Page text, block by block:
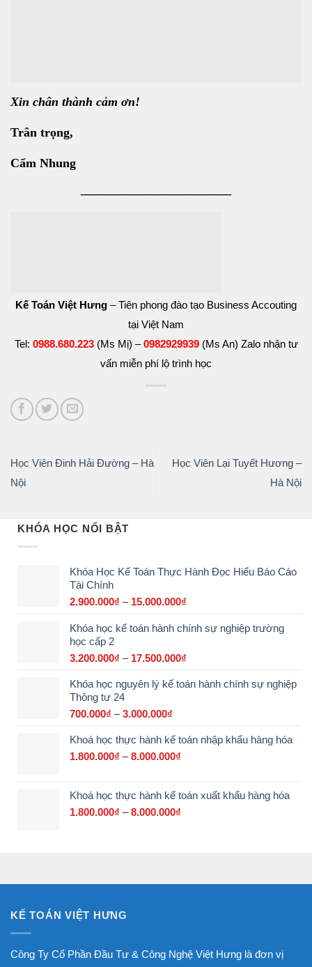
Xin chân thành cảm ơn!
Trân trọng,
Cẩm Nhung
————————————
Kế Toán Việt Hưng – Tiên phong đào tạo Business Accouting
tại Việt Nam
Tel: 0988.680.223 (Ms Mị) –0982929939(Ms An) Zalo nhận tư
vấn miễn phí lộ trình học
Học Viên Đinh Hải Đường – Hà
Nội
Học Viên Lại Tuyết Hương –
Hà Nội
KHÓA HỌC NỔI BẬT
Khóa Học Kế Toán Thực Hành Đọc Hiểu Báo Cáo
Tài Chính
2.900.000₫ – 15.000.000₫
từ
Khóa học kế toán hành chính sự nghiệp trường
học cấp 2
3.200.000₫ – 17.500.000₫
từ
Khóa học nguyên lý kế toán hành chính sự nghiệp
Thông tư 24
700.000₫ – 3.000.000₫
từ
700.000₫
Khoá học thực hành kế toán nhập khẩu hàng hóa
1.800.000₫ – 8.000.000₫
1.800.000₫
Khoá học thực hành kế toán xuất khẩu hàng hóa
1.800.000₫ – 8.000.000₫
KẾ TOÁN VIỆT HƯNG
Công Ty Cổ Phần Đầu Tư & Công Nghệ Việt Hưng là đơn vị